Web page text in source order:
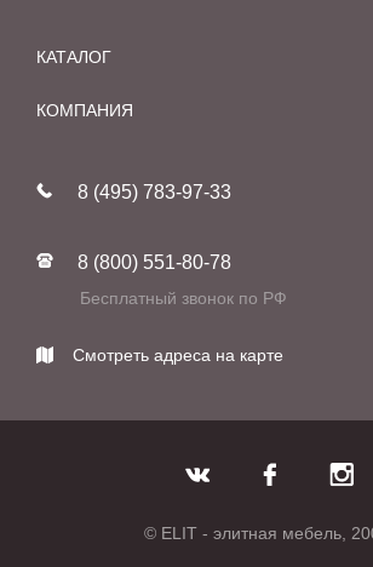
КАТАЛОГ
Мебель
Фабрики
КОМПАНИЯ
Реставрация
Контакты
8 (495) 783-97-33
8 (800) 551-80-78
Бесплатный звонок по РФ
Смотреть адреса на карте
© ELIT - элитная мебель,